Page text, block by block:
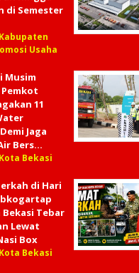
di Semester
Usaha
Musim
Pemkot
11
Jaga
Bers…
Bekasi
di Hari
Bekasi Tebar
Lewat
Box
Bekasi